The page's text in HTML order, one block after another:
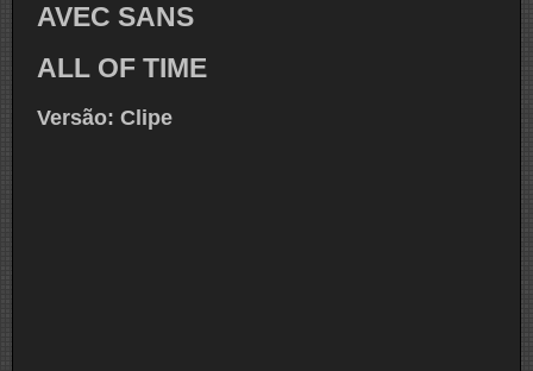
AVEC SANS
ALL OF TIME
Versão: Clipe